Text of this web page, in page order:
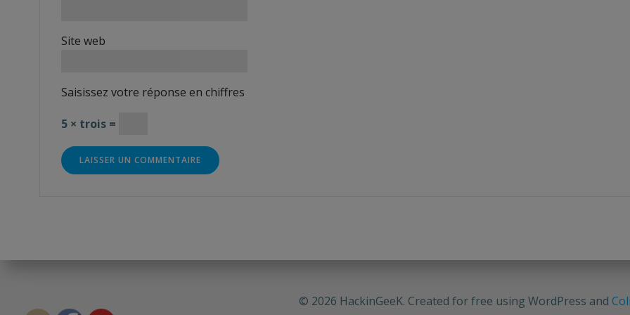
Site web
Saisissez votre réponse en chiffres
5 × trois =
© 2026 HackinGeeK. Created for free using WordPress and